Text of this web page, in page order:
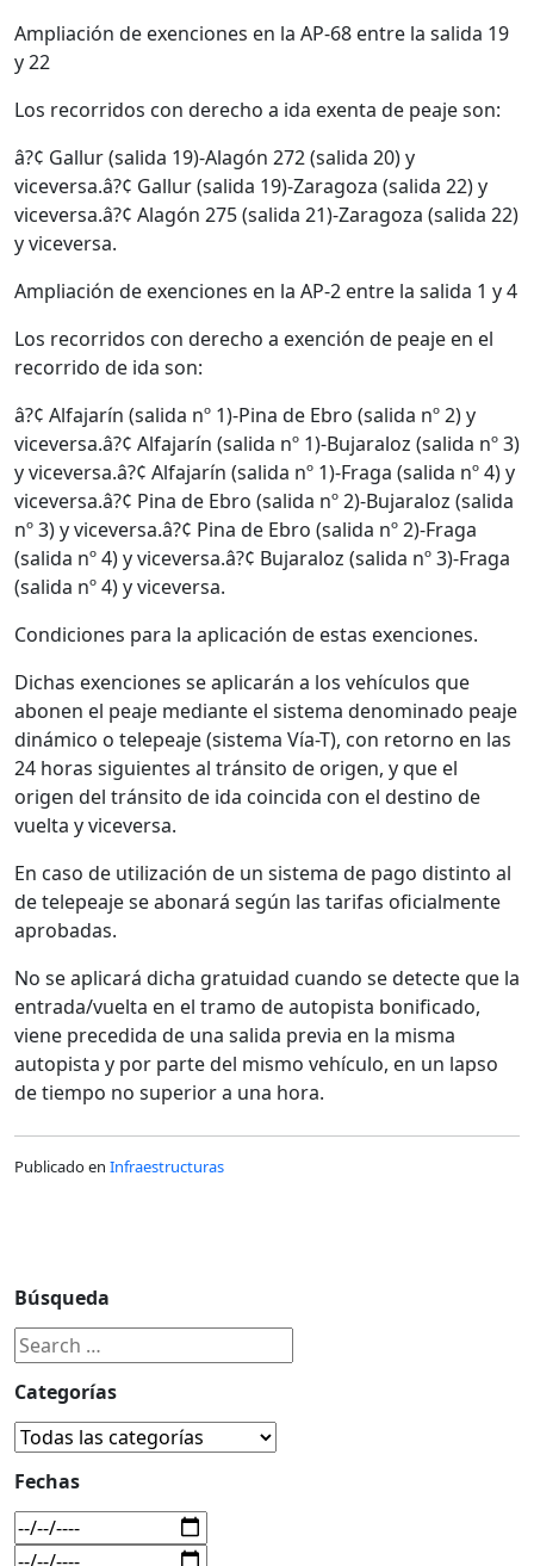
Ampliación de exenciones en la AP-68 entre la salida 19
y 22
Los recorridos con derecho a ida exenta de peaje son:
â?¢ Gallur (salida 19)-Alagón 272 (salida 20) y
viceversa.â?¢ Gallur (salida 19)-Zaragoza (salida 22) y
viceversa.â?¢ Alagón 275 (salida 21)-Zaragoza (salida 22)
y viceversa.
Ampliación de exenciones en la AP-2 entre la salida 1 y 4
Los recorridos con derecho a exención de peaje en el
recorrido de ida son:
â?¢ Alfajarín (salida nº 1)-Pina de Ebro (salida nº 2) y
viceversa.â?¢ Alfajarín (salida nº 1)-Bujaraloz (salida nº 3)
y viceversa.â?¢ Alfajarín (salida nº 1)-Fraga (salida nº 4) y
viceversa.â?¢ Pina de Ebro (salida nº 2)-Bujaraloz (salida
nº 3) y viceversa.â?¢ Pina de Ebro (salida nº 2)-Fraga
(salida nº 4) y viceversa.â?¢ Bujaraloz (salida nº 3)-Fraga
(salida nº 4) y viceversa.
Condiciones para la aplicación de estas exenciones.
Dichas exenciones se aplicarán a los vehículos que
abonen el peaje mediante el sistema denominado peaje
dinámico o telepeaje (sistema Vía-T), con retorno en las
24 horas siguientes al tránsito de origen, y que el
origen del tránsito de ida coincida con el destino de
vuelta y viceversa.
En caso de utilización de un sistema de pago distinto al
de telepeaje se abonará según las tarifas oficialmente
aprobadas.
No se aplicará dicha gratuidad cuando se detecte que la
entrada/vuelta en el tramo de autopista bonificado,
viene precedida de una salida previa en la misma
autopista y por parte del mismo vehículo, en un lapso
de tiempo no superior a una hora.
Publicado en Infraestructuras
Búsqueda
Categorías
Fechas